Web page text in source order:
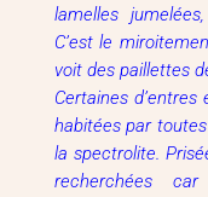
lamelles
C’est le
voit des paillettes
Certaines
habitées par
la spectrolite.
recherchées